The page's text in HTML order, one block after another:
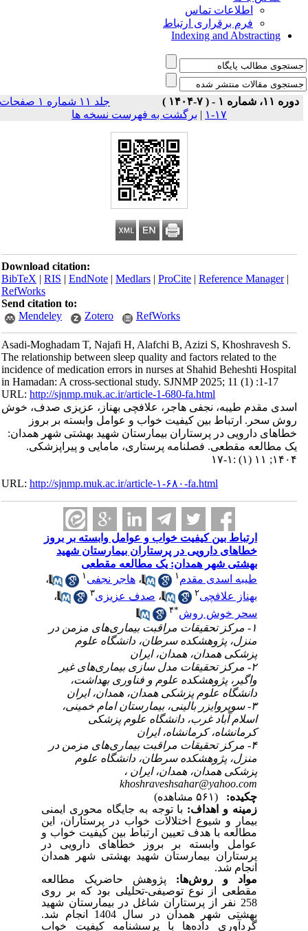
اطلاعات تماس
فرم برقراری ارتباط
Indexing and Abstracting
دوره ۱۱، شماره ۱ - ( ۷-۱۴۰۴ )
جلد ۱۱ شماره ۱ صفحات
۱۷-۱
| برگشت به فهرست نسخه ها
Download citation:
BibTeX|RIS|EndNote|Medlars|ProCite|Reference Manager
RefWorks
Send citation to:
Mendeley
Zotero RefWorks
Asadi-Moghadam T, Najafi H, Alafchi B, Azizi S, Khoshravesh S.
The relationship between sleep quality and factors related to the
incidence of medication errors in nurses at Shahid Beheshti Hospital
in Hamadan: A cross-sectional study. SJNMP 2025; 11 (1) :1-17
URL:http://sjnmp.muk.ac.ir/article-1-680-fa.html
اسدی مقدم طیبه، نجفی هاجر، علافچی بهناز، عزیزی صدف، خوش
روش سحر. ارتباط بین کیفیت خواب و عوامل وابسته بر بروز
خطاهای دارویی در پرستاران بیمارستان شهید بهشتی شهر همدان:
یک مطالعه مقطعی. فصلنامه پرستاری، مامایی و پیراپزشکی.
۱۴۰۴; ۱۱ (۱) :۱-۱۷
URL:http://sjnmp.muk.ac.ir/article-۱-۶۸۰-fa.html
ارتباط بین کیفیت خواب و عوامل وابسته بر بروز
خطاهای دارویی در پرستاران بیمارستان شهید
بهشتی شهر همدان: یک مطالعه مقطعی
طیبه اسدی مقدم
،هاجر نجفی
،
بهناز علافچی
،صدف عزیزی
،
سحر خوش روش* ۴
۱- مرکز تحقیقات مراقبت بیماری‌های مزمن در
منزل، پژوهشکده سرطان، دانشگاه علوم
پزشکی همدان، همدان، ایران
۲- مرکز تحقیقات مدل سازی بیماری‌های غیر
واگیر، پژوهشکده علوم و فناوری بهداشت،
دانشگاه علوم پزشکی همدان، همدان، ایران
۳- سوپروایزر بالینی، بیمارستان امام خمینی،
اسلام آباد غرب، دانشگاه علوم پزشکی
کرمانشاه، کرمانشاه، ایران
۴- مرکز تحقیقات مراقبت بیماری‌های مزمن در
منزل، پژوهشکده سرطان، دانشگاه علوم
پزشکی همدان، همدان، ایران ،
khoshraveshsahar@yahoo.com
چکیده:
زمینه و اهداف:با توجه به جایگاه محوری ایمنی
بیمار و شیوع اختلالات خواب در پرستاران، این
مطالعه با هدف تعیین ارتباط بین کیفیت خواب و
عوامل وابسته بر بروز خطاهای دارویی در
پرستاران بیمارستان شهید بهشتی شهر همدان
انجام شد.
مواد و روش‌ها:پژوهش حاضریک مطالعه
مقطعی از نوع توصیفی-تحلیلی بود که بر روی
258 نفر از پرستاران شاغل در بیمارستان شهید
بهشتی شهر همدان در سال 1404 انجام شد.
گردآوری داده‌ها با پرسشنامه کیفیت خواب